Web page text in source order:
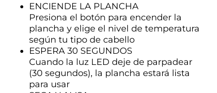
ENCIENDE LA PLANCHA
Presiona el botón para encender la
plancha y elige el nivel de temperatura
según tu tipo de cabello
ESPERA 30 SEGUNDOS
Cuando la luz LED deje de parpadear
(30 segundos), la plancha estará lista
para usar